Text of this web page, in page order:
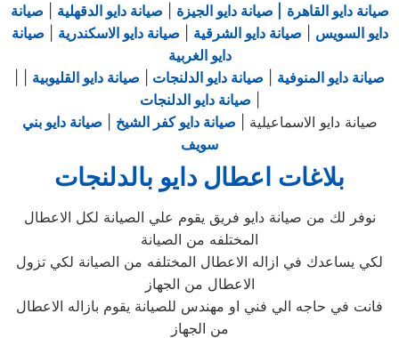
صيانة دايو القاهرة | صيانة دايو الجيزة صيانة دايو الدقهلية
صيانة
دايو السويس
صيانة دايو الشرقية صيانة دايو الاسكندرية
صيانة
دايو الغربية
صيانة دايو المنوفية صيانة دايو الدلنجات صيانة دايو القليوبية
صيانة دايو الدلنجات
صيانة دايو الاسماعيلية | صيانة دايو كفر الشيخ
صيانة دايو بني
سويف
بلاغات اعطال دايو بالدلنجات
نوفر لك من صيانة دايو فريق يقوم علي الصيانة لكل الاعطال
المختلفه من الصيانة
لكي يساعدك في ازاله الاعطال المختلفه من الصيانة لكي تزول
الاعطال من الجهاز
فانت في حاجه الي فني او مهندس للصيانة يقوم بازاله الاعطال
من الجهاز